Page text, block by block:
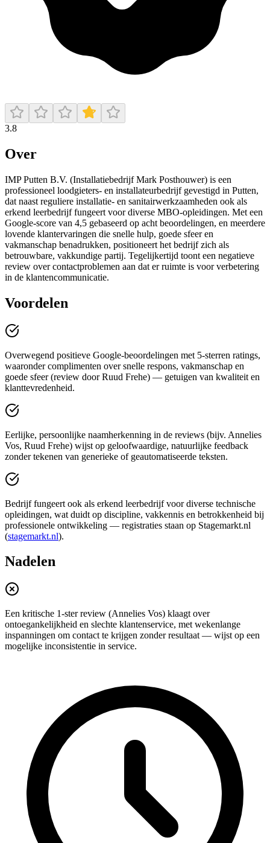
3.8
Over
IMP Putten B.V. (Installatiebedrijf Mark Posthouwer) is een
professioneel loodgieters- en installateurbedrijf gevestigd in Putten,
dat naast reguliere installatie- en sanitairwerkzaamheden ook als
erkend leerbedrijf fungeert voor diverse MBO-opleidingen. Met een
Google‑score van 4,5 gebaseerd op acht beoordelingen, en meerdere
lovende klantervaringen die snelle hulp, goede sfeer en
vakmanschap benadrukken, positioneert het bedrijf zich als
betrouwbare, vakkundige partij. Tegelijkertijd toont een negatieve
review over contactproblemen aan dat er ruimte is voor verbetering
in de klantencommunicatie.
Voordelen
Overwegend positieve Google-beoordelingen met 5-sterren ratings,
waaronder complimenten over snelle respons, vakmanschap en
goede sfeer (review door Ruud Frehe) — getuigen van kwaliteit en
klanttevredenheid.
Eerlijke, persoonlijke naamherkenning in de reviews (bijv. Annelies
Vos, Ruud Frehe) wijst op geloofwaardige, natuurlijke feedback
zonder tekenen van generieke of geautomatiseerde teksten.
Bedrijf fungeert ook als erkend leerbedrijf voor diverse technische
opleidingen, wat duidt op discipline, vakkennis en betrokkenheid bij
professionele ontwikkeling — registraties staan op Stagemarkt.nl
(stagemarkt.nl).
Nadelen
Een kritische 1‑ster review (Annelies Vos) klaagt over
ontoegankelijkheid en slechte klantenservice, met wekenlange
inspanningen om contact te krijgen zonder resultaat — wijst op een
mogelijke inconsistentie in service.